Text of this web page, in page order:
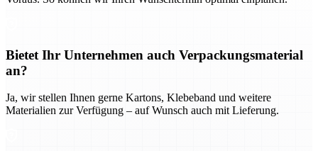
Bietet Ihr Unternehmen auch Verpackungsmaterial
an?
Ja, wir stellen Ihnen gerne Kartons, Klebeband und weitere
Materialien zur Verfügung – auf Wunsch auch mit Lieferung.